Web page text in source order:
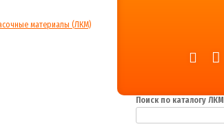
Поиск по каталогу ЛКМ